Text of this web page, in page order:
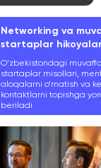
Networking va
startaplar
O‘zbekistondagi
startaplar misollari,
aloqalarni o‘rnatish va
kontaktlarni topishga
beriladi